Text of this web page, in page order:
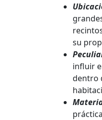
su
influir
dentro